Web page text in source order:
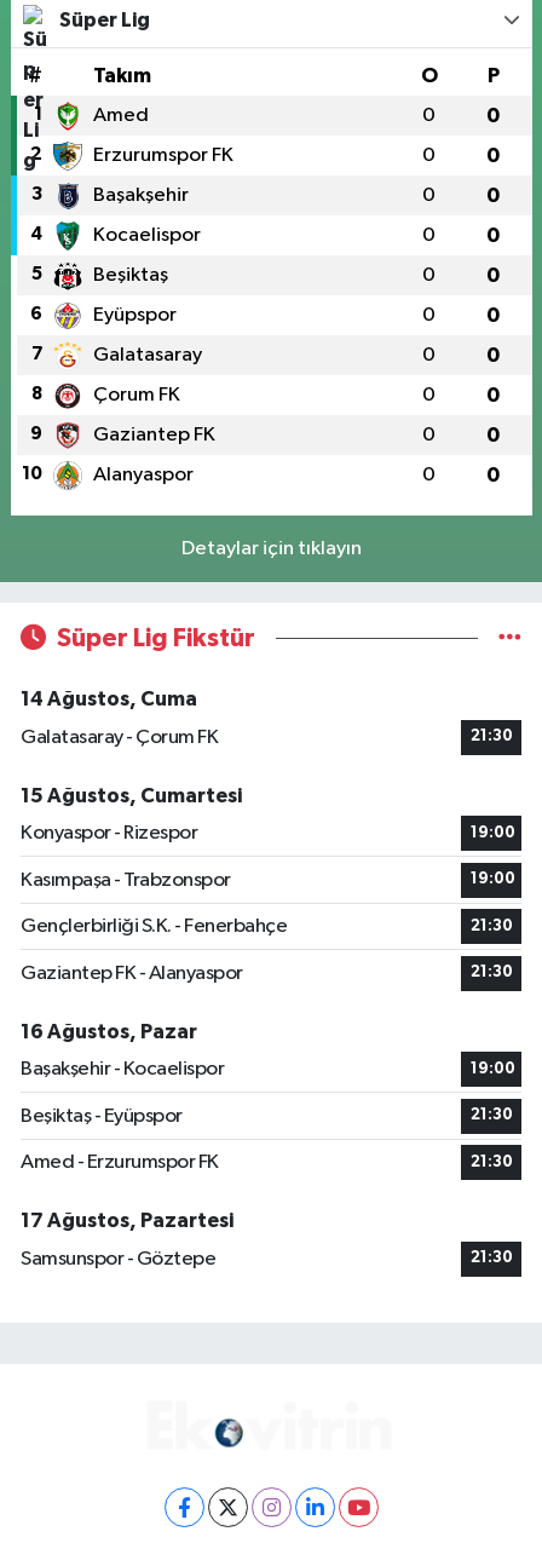
Süper Lig
# Takım O P
1 Amed 0 0
2 Erzurumspor FK 0 0
3 Başakşehir 0 0
4 Kocaelispor 0 0
5 Beşiktaş 0 0
6 Eyüpspor 0 0
7 Galatasaray 0 0
8 Çorum FK 0 0
9 Gaziantep FK 0 0
10 Alanyaspor 0 0
Detaylar için tıklayın
Süper Lig Fikstür
14 Ağustos, Cuma
Galatasaray - Çorum FK
21:30
15 Ağustos, Cumartesi
Konyaspor - Rizespor
19:00
Kasımpaşa - Trabzonspor 19:00
Gençlerbirliği S.K. - Fenerbahçe 21:30
Gaziantep FK - Alanyaspor 21:30
16 Ağustos, Pazar
Başakşehir - Kocaelispor
19:00
Beşiktaş - Eyüpspor 21:30
Amed - Erzurumspor FK 21:30
17 Ağustos, Pazartesi
Samsunspor - Göztepe
21:30